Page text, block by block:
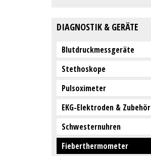
DIAGNOSTIK & GERÄTE
Blutdruckmessgeräte
Stethoskope
Pulsoximeter
EKG-Elektroden & Zubehör
Schwesternuhren
Fieberthermometer